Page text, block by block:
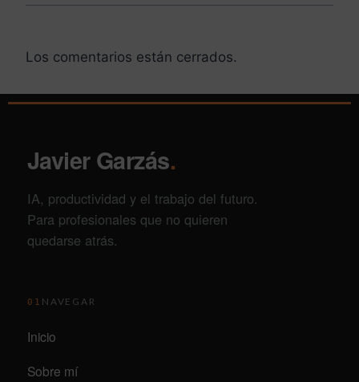
Los comentarios están cerrados.
Javier Garzás.
IA, productividad y el trabajo del futuro.
Para profesionales que no quieren
quedarse atrás.
01 NAVEGAR
Inicio
Sobre mí